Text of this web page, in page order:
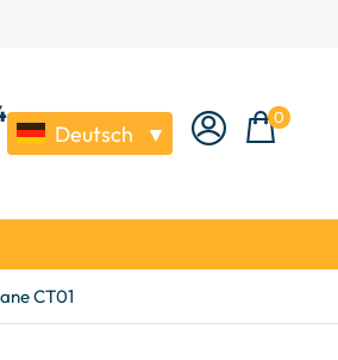
Deutsch ▼
0
CT01